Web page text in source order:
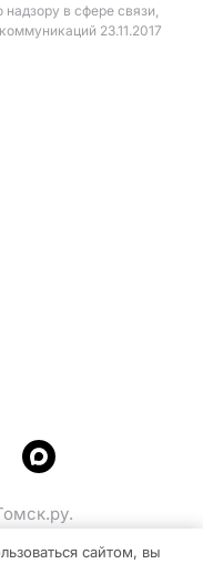
в сфере связи,
23.11.2017
сайтом, вы